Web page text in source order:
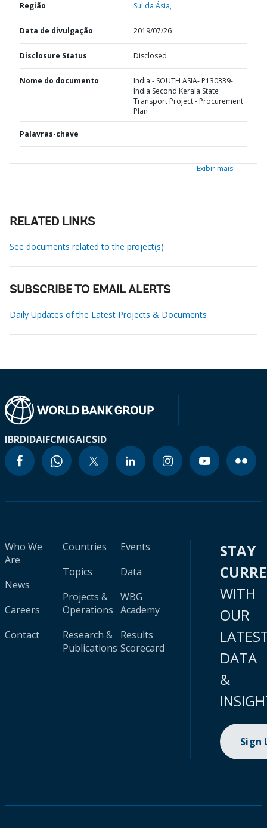
Região Sul da Ásia,
Data de divulgação 2019/07/26
Disclosure Status Disclosed
Nome do documento
India - SOUTH ASIA- P130339-
India Second Kerala State
Transport Project - Procurement
Plan
Palavras-chave
Exibir mais
RELATED LINKS
See documents related to the project(s)
SUBSCRIBE TO EMAIL ALERTS
Daily Updates of the Latest Projects & Documents
IBRDIDAIFCMIGAICSID
Who We
Are
News
Careers
Contact
Countries
Topics
Projects &
Operations
Research &
Publications
Events
Data
WBG
Academy
Results
Scorecard
STAY
WITH
OUR
DATA
&
Sign